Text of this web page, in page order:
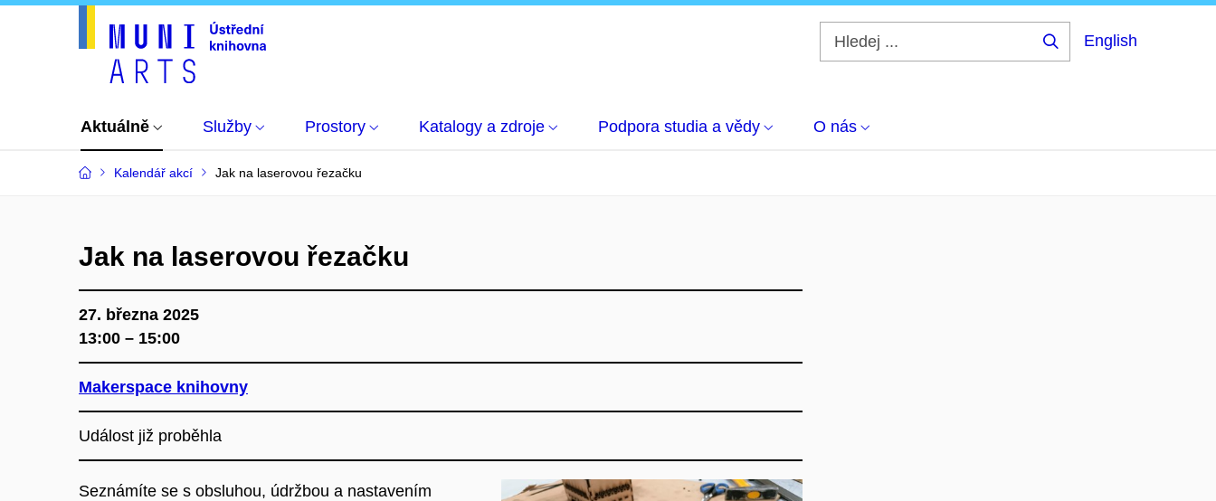
English
Aktuálně Služby Prostory Katalogy a zdroje Podpora studia a vědy O nás
Kalendář akcí Jak na laserovou řezačku
Jak na laserovou řezačku
27. března 2025
13:00 – 15:00
Makerspace knihovny
Událost již proběhla
Seznámíte se s obsluhou, údržbou a nastavením